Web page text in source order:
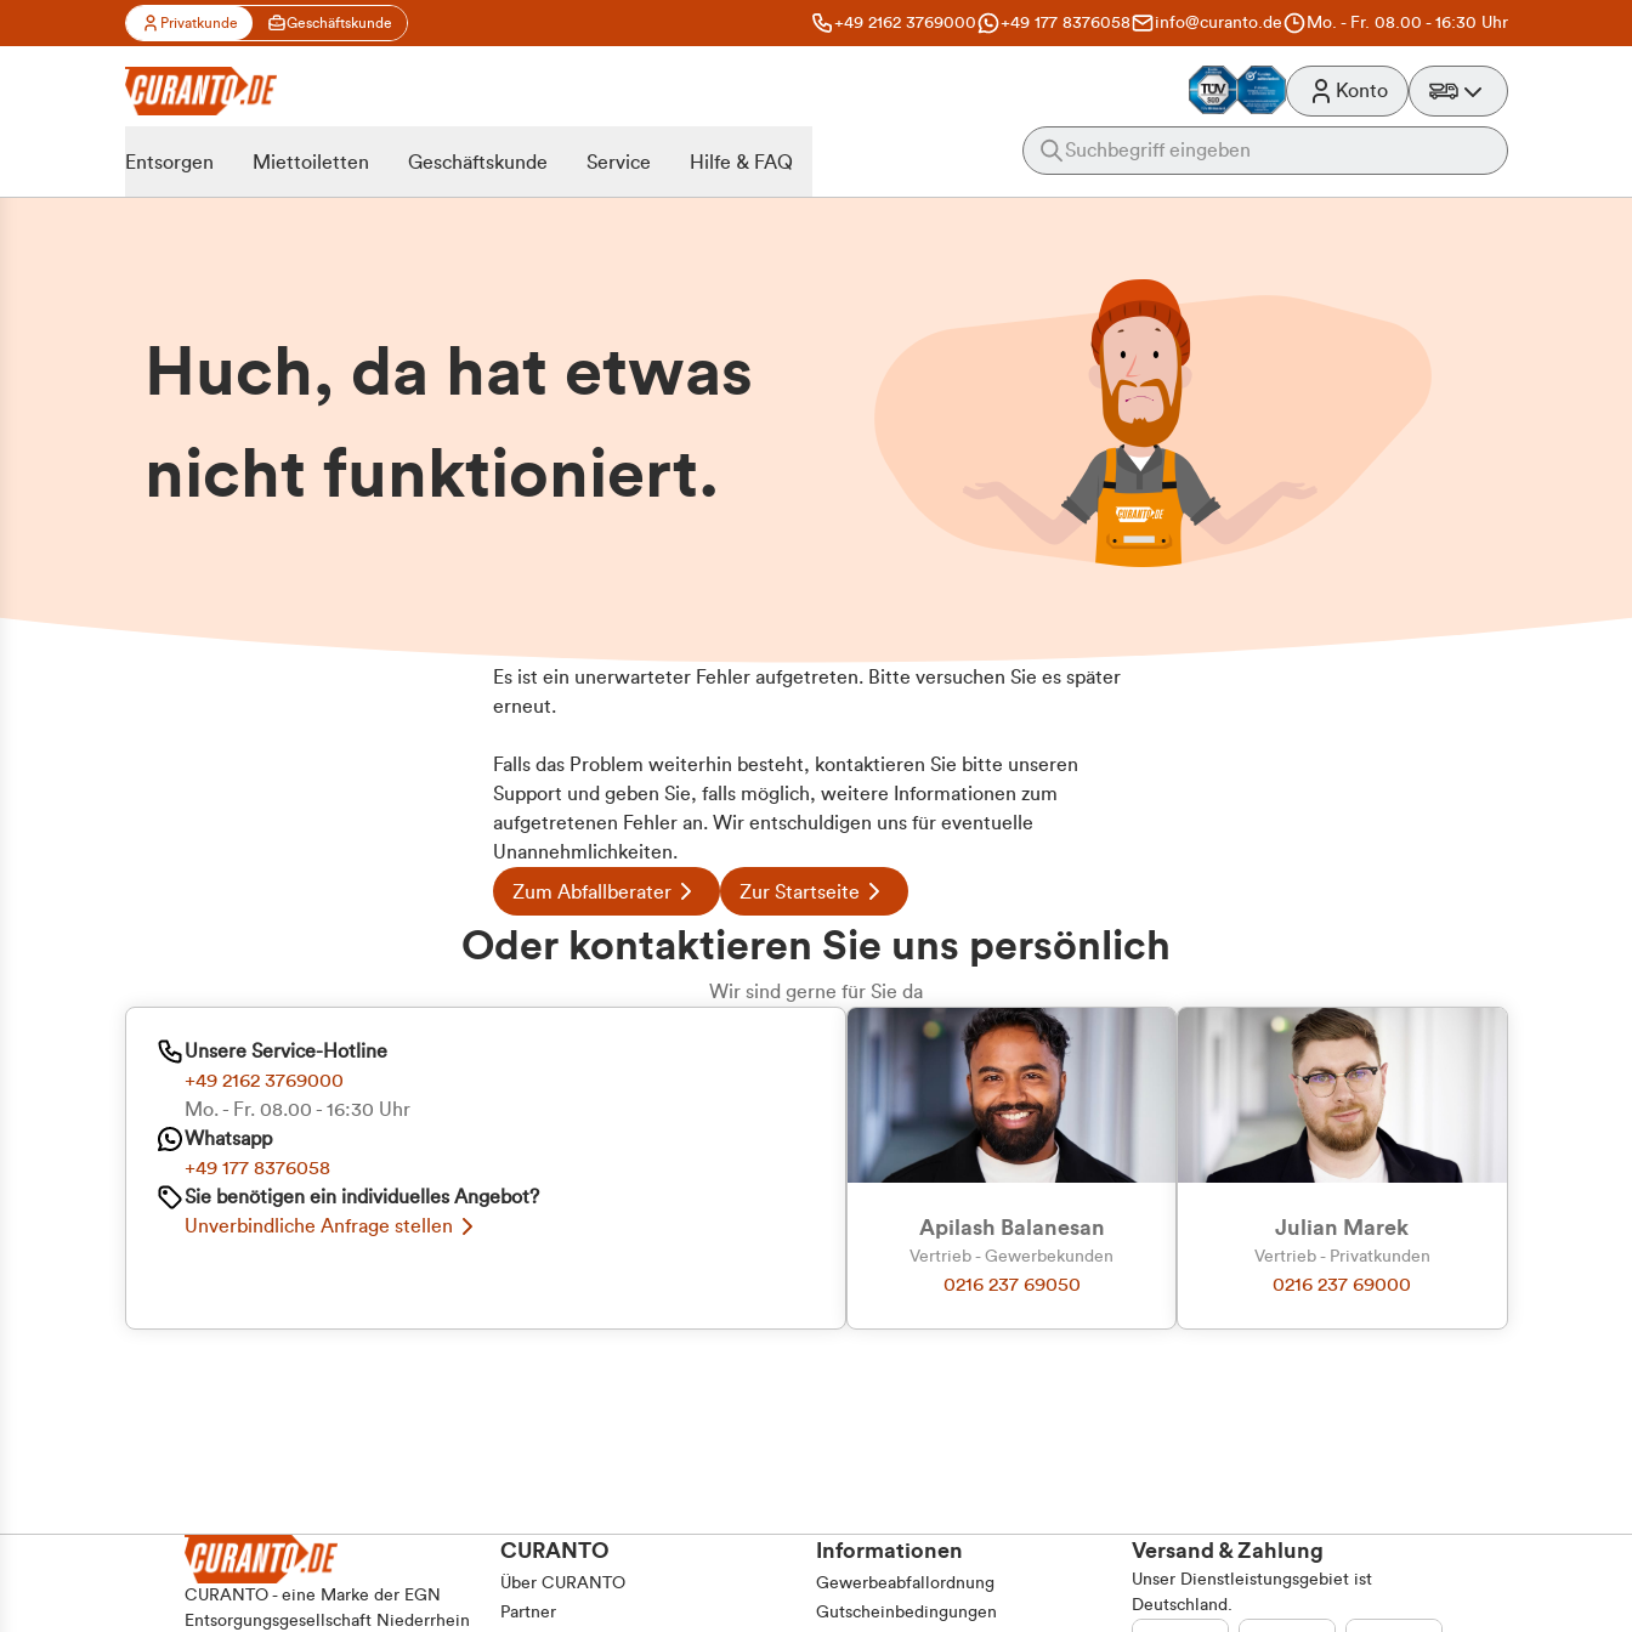
Privatkunde Geschäftskunde +49 2162 3769000 +49 177 8376058 info@curanto.de Mo. - Fr. 08.00 - 16:30 Uhr
Zu welcher
Kundengruppe
Konto
Entsorgen Miettoiletten Geschäftskunde Service Hilfe & FAQ
Huch, da hat etwas
nicht funktioniert.
Es ist ein unerwarteter Fehler aufgetreten. Bitte versuchen Sie es später
erneut.
Falls das Problem weiterhin besteht, kontaktieren Sie bitte unseren
Support und geben Sie, falls möglich, weitere Informationen zum
aufgetretenen Fehler an. Wir entschuldigen uns für eventuelle
Unannehmlichkeiten.
Zum Abfallberater Zur Startseite
Oder kontaktieren Sie uns persönlich
Wir sind gerne für Sie da
Unsere Service-Hotline
+49 2162 3769000
Mo. - Fr. 08.00 - 16:30 Uhr
Whatsapp
+49 177 8376058
Sie benötigen ein individuelles Angebot?
Unverbindliche Anfrage stellen
Apilash Balanesan
Vertrieb - Gewerbekunden
0216 237 69050
Julian Marek
Vertrieb - Privatkunden
0216 237 69000
CURANTO - eine Marke der EGN
Entsorgungsgesellschaft Niederrhein
CURANTO
Über CURANTO
Partner
Informationen
Gewerbeabfallordnung
Gutscheinbedingungen
Versand & Zahlung
Unser Dienstleistungsgebiet ist
Deutschland.